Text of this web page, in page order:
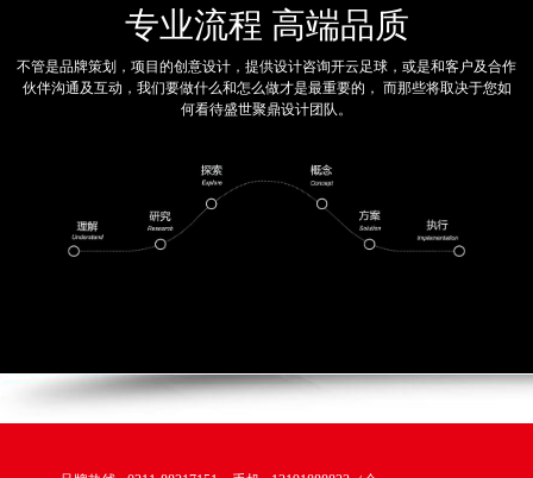
专业流程 高端品质
不管是品牌策划，项目的创意设计，提供设计咨询开云足球，或是和客户及合作
伙伴沟通及互动，我们要做什么和怎么做才是最重要的， 而那些将取决于您如
何看待盛世聚鼎设计团队。